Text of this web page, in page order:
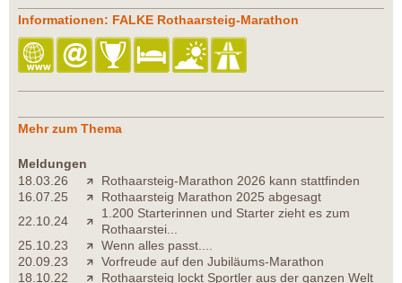
Informationen: FALKE Rothaarsteig-Marathon
Mehr zum Thema
Meldungen
18.03.26
Rothaarsteig-Marathon 2026 kann stattfinden
16.07.25
Rothaarsteig Marathon 2025 abgesagt
22.10.24
1.200 Starterinnen und Starter zieht es zum
Rothaarstei...
25.10.23
Wenn alles passt....
20.09.23
Vorfreude auf den Jubiläums-Marathon
18.10.22
Rothaarsteig lockt Sportler aus der ganzen Welt